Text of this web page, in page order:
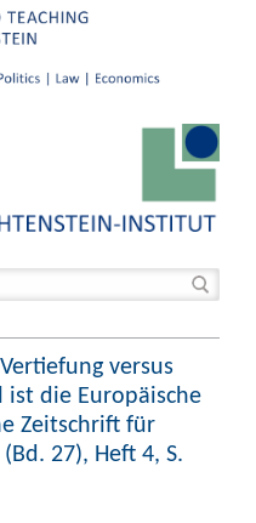
versus
die Europäische
Zeitschrift für
27), Heft 4, S.